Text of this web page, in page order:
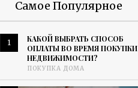
Самое Популярное
1
КАКОЙ ВЫБРАТЬ СПОСОБ
ОПЛАТЫ ВО ВРЕМЯ ПОКУПКИ
НЕДВИЖИМОСТИ?
ПОКУПКА ДОМА